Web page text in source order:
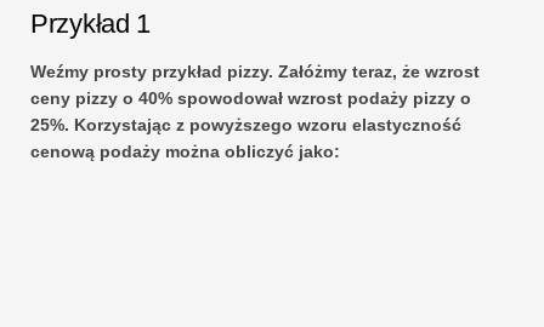
Przykład 1
Weźmy prosty przykład pizzy. Załóżmy teraz, że wzrost
ceny pizzy o 40% spowodował wzrost podaży pizzy o
25%. Korzystając z powyższego wzoru elastyczność
cenową podaży można obliczyć jako: